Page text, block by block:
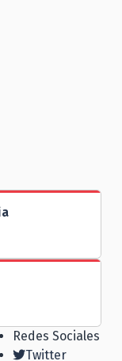
Redes Sociales
Twitter